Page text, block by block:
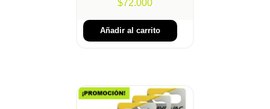
$72.000
Añadir al carrito